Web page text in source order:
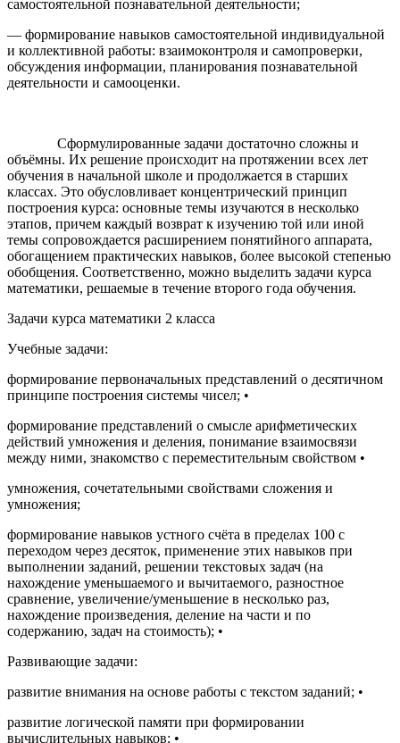
самостоятельной познавательной деятельности;
— формирование навыков самостоятельной индивидуальной
и коллективной работы: взаимоконтроля и самопроверки,
обсуждения информации, планирования познавательной
деятельности и самооценки.
Сформулированные задачи достаточно сложны и
объёмны. Их решение происходит на протяжении всех лет
обучения в начальной школе и продолжается в старших
классах. Это обусловливает концентрический принцип
построения курса: основные темы изучаются в несколько
этапов, причем каждый возврат к изучению той или иной
темы сопровождается расширением понятийного аппарата,
обогащением практических навыков, более высокой степенью
обобщения. Соответственно, можно выделить задачи курса
математики, решаемые в течение второго года обучения.
Задачи курса математики 2 класса
Учебные задачи:
формирование первоначальных представлений о десятичном
принципе построения системы чисел; •
формирование представлений о смысле арифметических
действий умножения и деления, понимание взаимосвязи
между ними, знакомство с переместительным свойством •
умножения, сочетательными свойствами сложения и
умножения;
формирование навыков устного счёта в пределах 100 с
переходом через десяток, применение этих навыков при
выполнении заданий, решении текстовых задач (на
нахождение уменьшаемого и вычитаемого, разностное
сравнение, увеличение/уменьшение в несколько раз,
нахождение произведения, деление на части и по
содержанию, задач на стоимость); •
Развивающие задачи:
развитие внимания на основе работы с текстом заданий; •
развитие логической памяти при формировании
вычислительных навыков; •